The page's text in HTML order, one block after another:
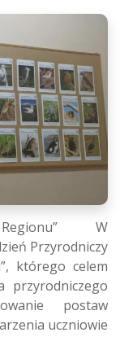
Regionu” W
Przyrodniczy
którego celem
przyrodniczego
postaw
uczniowie